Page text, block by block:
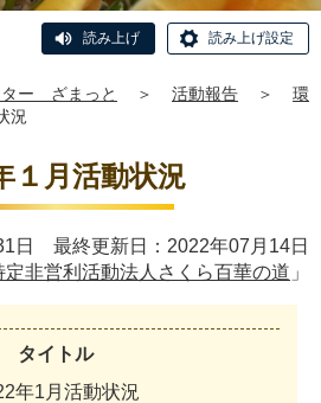
読み上げ 読み上げ設定
ター ざまっと ＞ 活動報告 ＞
環
況
１月活動状況
日 最終更新日：2022年07月14日
定非営利活動法人さくら百華の道 」
タイトル
年1月活動状況